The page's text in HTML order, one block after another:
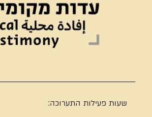
שעות פעילות התערוכה: